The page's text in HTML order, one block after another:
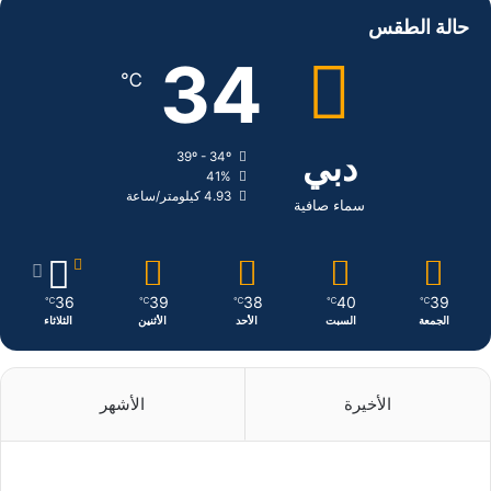
د
ن
ق
ا
حالة الطقس
دبي
سماء صافية
34
℃
41%
4.93 كيلومتر/ساعة
39
℃
الجمعة
40
℃
السبت
38
℃
الأحد
39
℃
الأثنين
36
℃
الثلاثاء
الأخيرة الأشهر